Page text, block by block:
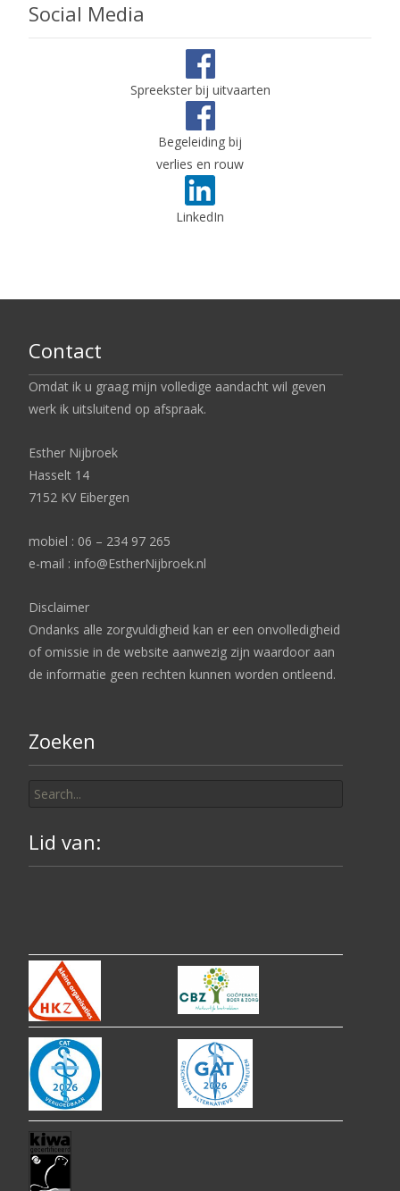
Social Media
Spreekster bij uitvaarten
Begeleiding bij
verlies en rouw
LinkedIn
Contact
Omdat ik u graag mijn volledige aandacht wil geven
werk ik uitsluitend op afspraak.
Esther Nijbroek
Hasselt 14
7152 KV Eibergen
mobiel : 06 – 234 97 265
e-mail : info@EstherNijbroek.nl
Disclaimer
Ondanks alle zorgvuldigheid kan er een onvolledigheid
of omissie in de website aanwezig zijn waardoor aan
de informatie geen rechten kunnen worden ontleend.
Zoeken
for:
Lid van: